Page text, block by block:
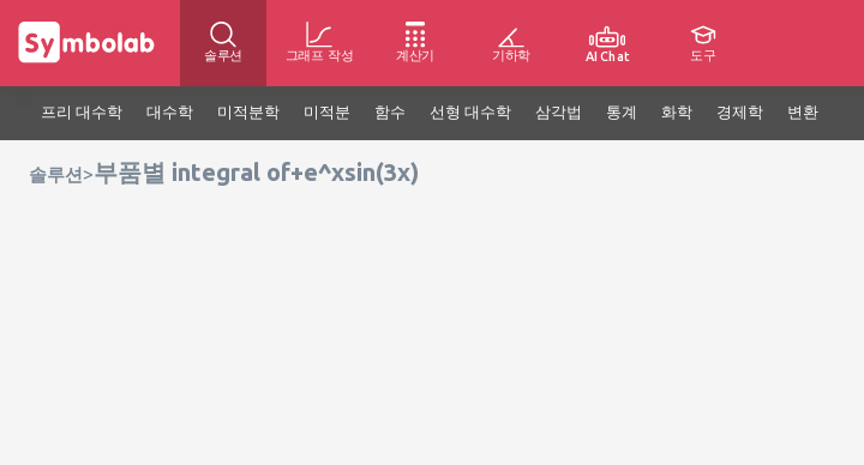
솔루션 그래프 작성 계산기 기하학 AI Chat 도구
프리 대수학 대수학 미적분학 미적분 함수 선형 대수학 삼각법 통계 화학 경제학 변환
솔루션 >부품별 integral of+e^xsin(3x)